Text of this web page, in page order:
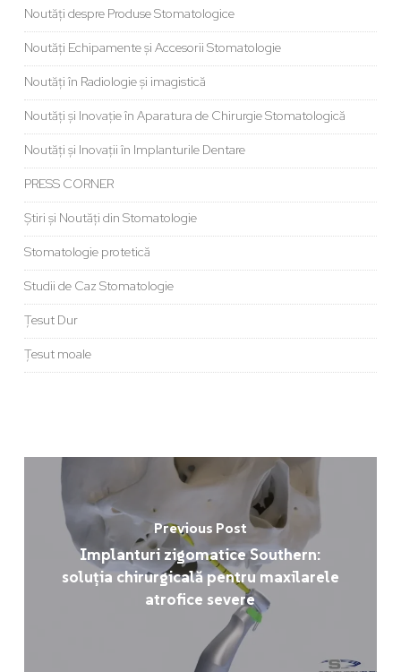
Noutăți despre Produse Stomatologice
Noutăți Echipamente și Accesorii Stomatologie
Noutăți în Radiologie și imagistică
Noutăți și Inovație în Aparatura de Chirurgie Stomatologică
Noutăți și Inovații în Implanturile Dentare
PRESS CORNER
Știri și Noutăți din Stomatologie
Stomatologie protetică
Studii de Caz Stomatologie
Țesut Dur
Țesut moale
Previous Post
Implanturi zigomatice Southern:
soluția chirurgicală pentru maxilarele
atrofice severe